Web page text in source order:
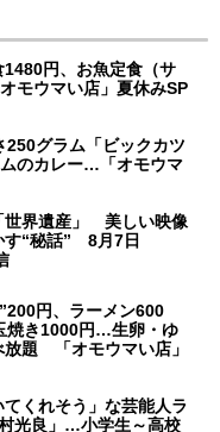
1480円、お魚定食（サ
モウマい店」夏休みSP
250グラム「ビックカツ
のカレー…「オモウマ
世界遺産」 美しい映像
す“秘話” 8月7日
円、ラーメン600
焼き1000円…生卵・ゆ
放題 「オモウマい店」
てくれそう」な芸能人ラ
光良」…小学生～高校